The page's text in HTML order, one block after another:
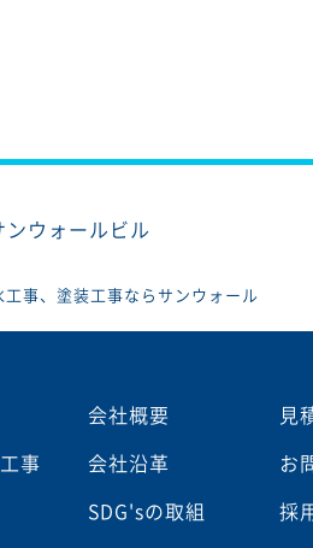
ウォールビル
事、塗装工事ならサンウォール
事
会社概要
会社沿革
SDG'sの取組
見
お
採